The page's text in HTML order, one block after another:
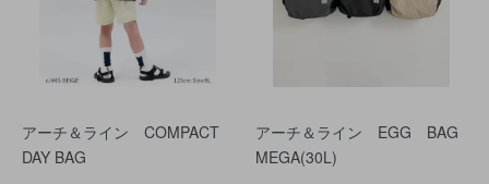
アーチ＆ライン COMPACT
DAY BAG
アーチ＆ライン EGG BAG
MEGA(30L)